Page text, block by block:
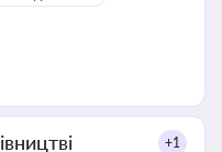
+1